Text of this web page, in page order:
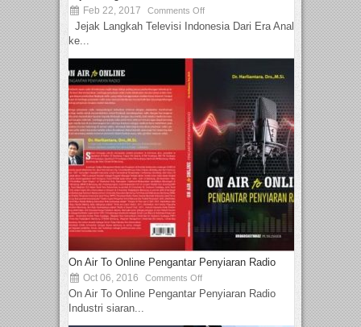
Feb 22, 2017 Comments Off
Jejak Langkah Televisi Indonesia Dari Era Analog
ke...
On Air To Online Pengantar Penyiaran Radio
Oct 06, 2016 Comments Off
On Air To Online Pengantar Penyiaran Radio
Industri siaran...